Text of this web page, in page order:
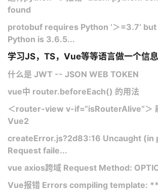
found
protobuf requires Python ‘＞=3.7‘
Python is 3.6.5...
学习JS，TS，Vue等等语言做一个信
什么是 JWT -- JSON WEB TOKEN
vue中 router.beforeEach() 的用法
＜router-view v-if=“isRouterAlive“＞
Vue2
createError.js?2d83:16 Uncaught (in
Request faile...
vue axios跨域 Request Method:
Vue报错 Errors compiling template: